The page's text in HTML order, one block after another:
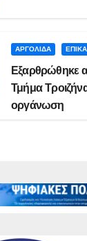
ΑΡΓΟΛΙΔΑ
Εξαρθρώθηκε
Τμήμα
οργάνωση